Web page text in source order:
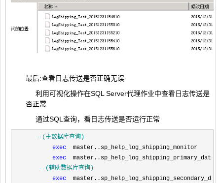
最后:查看日志传送是否正确无误
利用可视化操作在SQL Server代理作业中查看日志传送是
否正常
通过SQL查询，看日志传送是否运行正常
-- (主数据库查询)
exec
  master..sp_help_log_shipping_monitor
exec
-- (辅助数据库查询)
exec